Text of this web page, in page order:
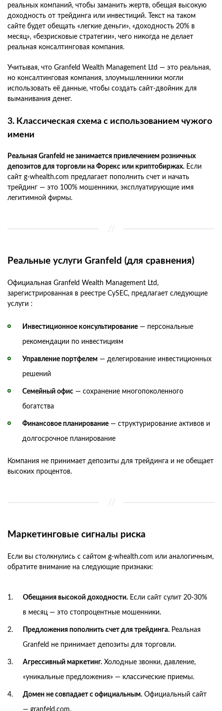
реальных компаний, чтобы заманить жертв, обещая высокую
доходность от трейдинга или инвестиций. Текст на таком
сайте будет обещать «легкие деньги», «доходность 20% в
месяц», «безрисковые стратегии», чего никогда не делает
реальная консалтинговая компания.
Учитывая, что Granfeld Wealth Management Ltd — это реальная,
но консалтинговая компания, злоумышленники могли
использовать её данные, чтобы создать сайт-двойник для
выманивания денег.
3. Классическая схема с использованием чужого
имени
Реальная Granfeld не занимается привлечением розничных
депозитов для торговли на Форекс или криптобиржах. Если
сайт g-whealth.com предлагает пополнить счет и начать
трейдинг — это 100% мошенники, эксплуатирующие имя
легитимной фирмы.
Реальные услуги Granfeld (для сравнения)
Официальная Granfeld Wealth Management Ltd,
зарегистрированная в реестре CySEC, предлагает следующие
услуги :
Инвестиционное консультирование — персональные
рекомендации по инвестициям
Управление портфелем — делегирование инвестиционных
решений
Семейный офис — сохранение многопоколенного
богатства
Финансовое планирование — структурирование активов и
долгосрочное планирование
Компания не принимает депозиты для трейдинга и не обещает
высоких процентов.
Маркетинговые сигналы риска
Если вы столкнулись с сайтом g-whealth.com или аналогичным,
обратите внимание на следующие признаки:
Обещания высокой доходности. Если сайт сулит 20-30%
в месяц — это стопроцентные мошенники.
Предложения пополнить счет для трейдинга. Реальная
Granfeld не принимает депозиты для торговли.
Агрессивный маркетинг. Холодные звонки, давление,
«уникальные предложения» — классические приемы.
Домен не совпадает с официальным. Официальный сайт
— granfeld.com.